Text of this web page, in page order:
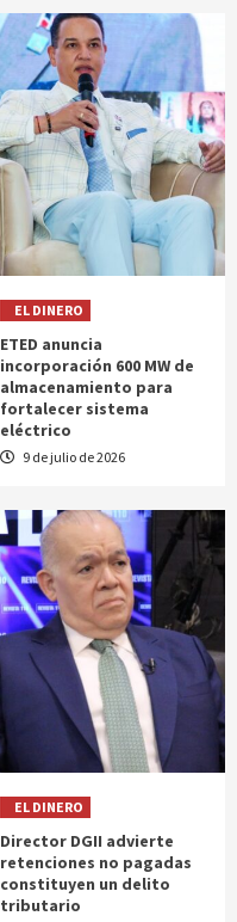
EL DINERO
ETED anuncia
incorporación 600 MW de
almacenamiento para
fortalecer sistema
eléctrico
9 de julio de 2026
EL DINERO
Director DGII advierte
retenciones no pagadas
constituyen un delito
tributario